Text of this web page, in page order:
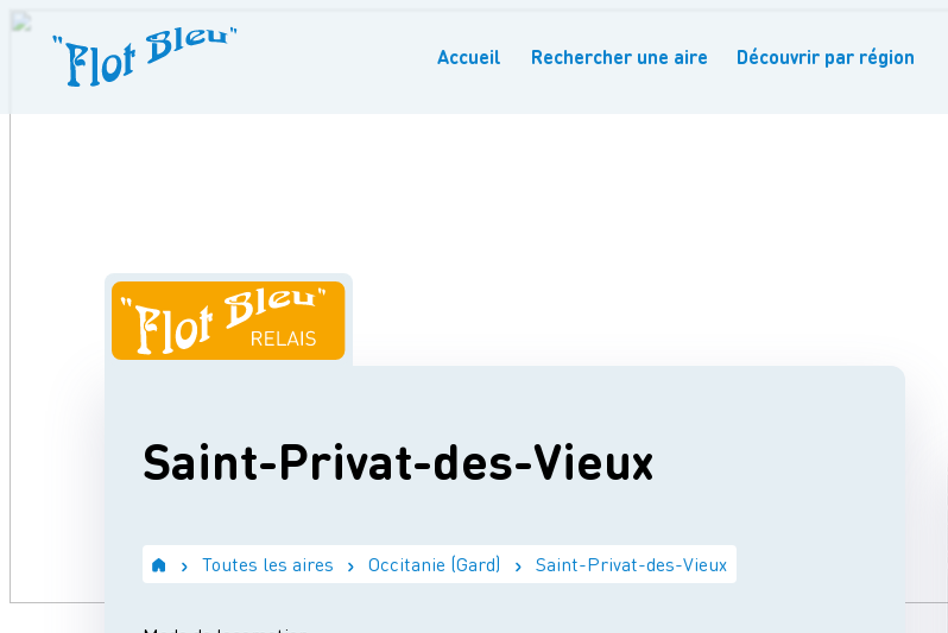
Rechercher une aire Découvrir par région
Accueil
Saint-Privat-des-Vieux
Toutes les aires Occitanie (Gard) Saint-Privat-des-Vieux